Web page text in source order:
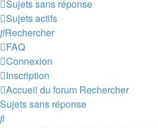
Sujets sans réponse
Sujets actifs
Rechercher
FAQ
Connexion
Inscription
Accueil du forum Rechercher
Sujets sans réponse
Rechercher